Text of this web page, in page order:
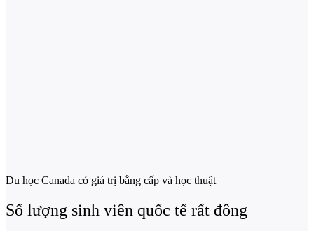
Du học Canada có giá trị bằng cấp và học thuật
Số lượng sinh viên quốc tế rất đông